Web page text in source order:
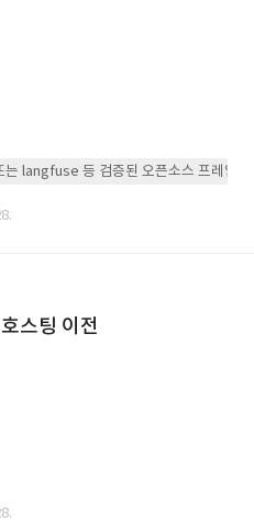
langfuse 등 검증된 오픈소스 프레임워
스팅 이전